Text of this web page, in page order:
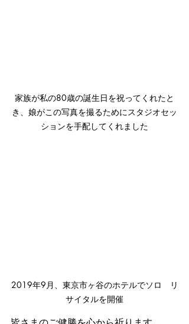
家族が私の80歳の誕生日を祝ってくれたと
き、娘がこの写真を撮るためにスタジオセッ
ションを手配してくれました
2019年9月、東京市ヶ谷のホテルでソロ　リ
サイタルを開催